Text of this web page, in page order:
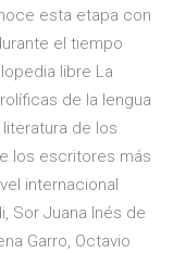
esta etapa con
el tiempo
libre La
de la lengua
de los
los escritores más
internacional
Sor Juana Inés de
Garro, Octavio